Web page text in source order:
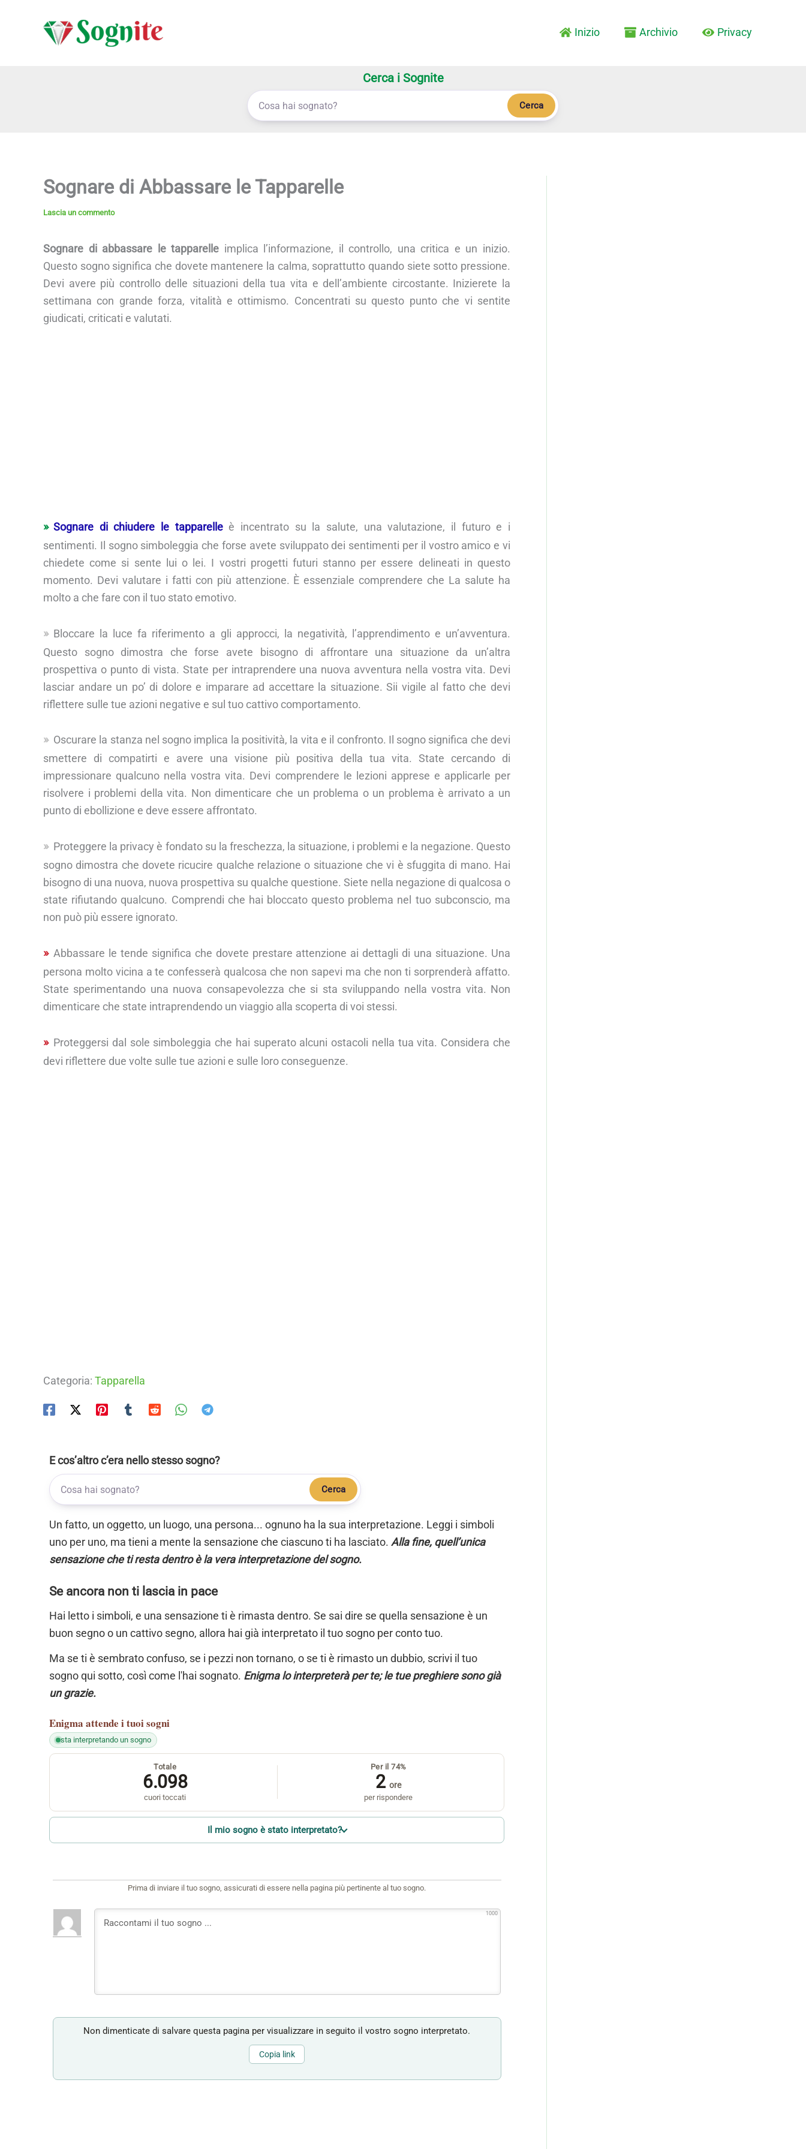
Inizio Archivio Privacy
Cerca i Sognite
Cerca
Sognare di Abbassare le Tapparelle
Lascia un commento
Sognare di abbassare le tapparelle implica l’informazione, il controllo, una critica e un inizio.
Questo sogno significa che dovete mantenere la calma, soprattutto quando siete sotto pressione.
Devi avere più controllo delle situazioni della tua vita e dell’ambiente circostante. Inizierete la
settimana con grande forza, vitalità e ottimismo. Concentrati su questo punto che vi sentite
giudicati, criticati e valutati.
Sognare di chiudere le tapparelleè incentrato su la salute, una valutazione, il futuro e i
sentimenti. Il sogno simboleggia che forse avete sviluppato dei sentimenti per il vostro amico e vi
chiedete come si sente lui o lei. I vostri progetti futuri stanno per essere delineati in questo
momento. Devi valutare i fatti con più attenzione. È essenziale comprendere che La salute ha
molto a che fare con il tuo stato emotivo.
Bloccare la luce fa riferimento a gli approcci, la negatività, l’apprendimento e un’avventura.
Questo sogno dimostra che forse avete bisogno di affrontare una situazione da un’altra
prospettiva o punto di vista. State per intraprendere una nuova avventura nella vostra vita. Devi
lasciar andare un po’ di dolore e imparare ad accettare la situazione. Sii vigile al fatto che devi
riflettere sulle tue azioni negative e sul tuo cattivo comportamento.
Oscurare la stanza nel sogno implica la positività, la vita e il confronto. Il sogno significa che devi
smettere di compatirti e avere una visione più positiva della tua vita. State cercando di
impressionare qualcuno nella vostra vita. Devi comprendere le lezioni apprese e applicarle per
risolvere i problemi della vita. Non dimenticare che un problema o un problema è arrivato a un
punto di ebollizione e deve essere affrontato.
Proteggere la privacy è fondato su la freschezza, la situazione, i problemi e la negazione. Questo
sogno dimostra che dovete ricucire qualche relazione o situazione che vi è sfuggita di mano. Hai
bisogno di una nuova, nuova prospettiva su qualche questione. Siete nella negazione di qualcosa o
state rifiutando qualcuno. Comprendi che hai bloccato questo problema nel tuo subconscio, ma
non può più essere ignorato.
Abbassare le tende significa che dovete prestare attenzione ai dettagli di una situazione. Una
persona molto vicina a te confesserà qualcosa che non sapevi ma che non ti sorprenderà affatto.
State sperimentando una nuova consapevolezza che si sta sviluppando nella vostra vita. Non
dimenticare che state intraprendendo un viaggio alla scoperta di voi stessi.
Proteggersi dal sole simboleggia che hai superato alcuni ostacoli nella tua vita. Considera che
devi riflettere due volte sulle tue azioni e sulle loro conseguenze.
Categoria: Tapparella
E cos’altro c’era nello stesso sogno?
Cerca
Un fatto, un oggetto, un luogo, una persona... ognuno ha la sua interpretazione. Leggi i simboli
uno per uno, ma tieni a mente la sensazione che ciascuno ti ha lasciato. Alla fine, quell’unica
sensazione che ti resta dentro è la vera interpretazione del sogno.
Se ancora non ti lascia in pace
Hai letto i simboli, e una sensazione ti è rimasta dentro. Se sai dire se quella sensazione è un
buon segno o un cattivo segno, allora hai già interpretato il tuo sogno per conto tuo.
Ma se ti è sembrato confuso, se i pezzi non tornano, o se ti è rimasto un dubbio, scrivi il tuo
sogno qui sotto, così come l'hai sognato. Enigma lo interpreterà per te; le tue preghiere sono già
un grazie.
Enigma attende i tuoi sogni
sta interpretando un sogno
Totale
6.098
cuori toccati
Per il 74%
2 ore
per rispondere
Il mio sogno è stato interpretato?
Prima di inviare il tuo sogno, assicurati di essere nella pagina più pertinente al tuo sogno.
1000
Non dimenticate di salvare questa pagina per visualizzare in seguito il vostro sogno interpretato.
Copia link